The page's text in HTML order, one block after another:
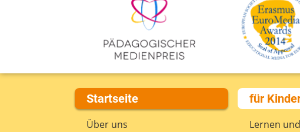
Startseite
Über uns
für
Lernen